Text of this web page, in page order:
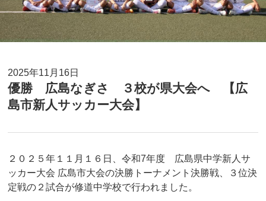
2025年11月16日
優勝 広島なぎさ ３校が県大会へ 【広
島市新人サッカー大会】
２０２５年１１月１６日、令和7年度 広島県中学新人サ
ッカー大会 広島市大会の決勝トーナメント決勝戦、３位決
定戦の２試合が修道中学校で行われました。